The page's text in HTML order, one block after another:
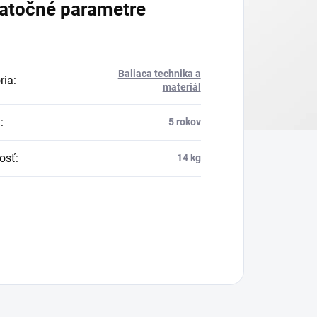
parametre
:
Baliaca technika a
materiál
: 5 rokov
: 14 kg